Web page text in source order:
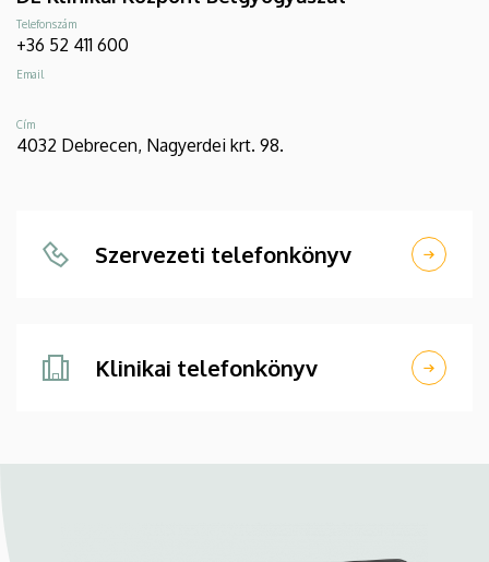
Telefonszám
+36 52 411 600
Email
Cím
4032 Debrecen, Nagyerdei krt. 98.
Szervezeti telefonkönyv
Klinikai telefonkönyv